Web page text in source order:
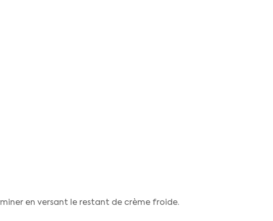
en versant le restant de crème froide.